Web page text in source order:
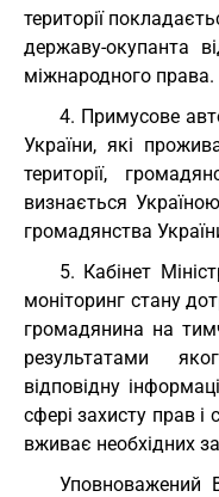
території
державу-окупанта
міжнародного права.
4. Примусове
України, які
території,
визнається
громадянства
5. Кабінет
моніторинг стану
громадянина на
результатами
відповідну
сфері захисту прав
вживає необхідних
Уповноважений